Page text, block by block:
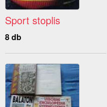
Sport stoplis
8 db